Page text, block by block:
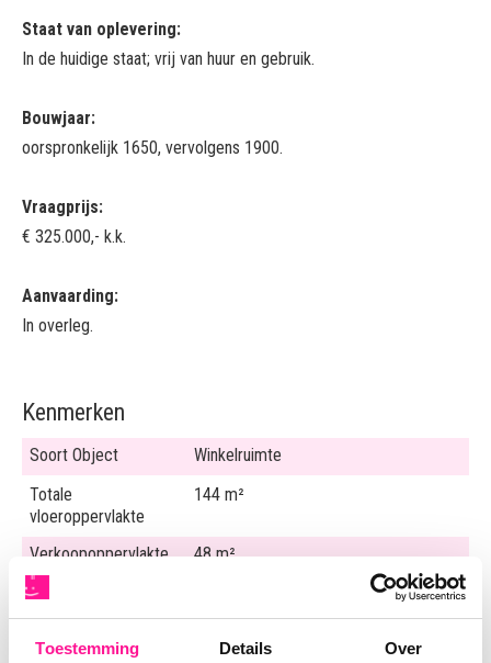
Toestemming Details Over
Staat van oplevering:
In de huidige staat; vrij van huur en gebruik.
Bouwjaar:
oorspronkelijk 1650, vervolgens 1900.
Vraagprijs:
€ 325.000,- k.k.
Aanvaarding:
In overleg.
Kenmerken
Soort Object
Winkelruimte
Totale
vloeroppervlakte
144 m²
Verkoopoppervlakte
48 m²
Frontbreedte